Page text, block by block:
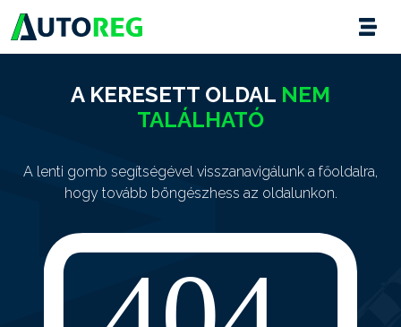
A KERESETT OLDAL NEM
TALÁLHATÓ
A lenti gomb segítségével visszanavigálunk a főoldalra,
hogy tovább böngészhess az oldalunkon.